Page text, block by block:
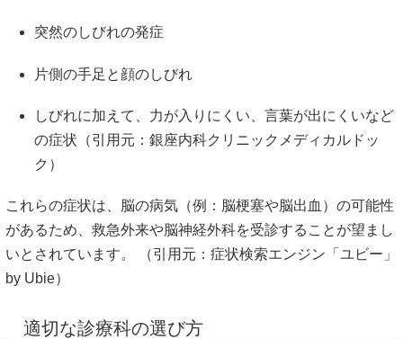
突然のしびれの発症
片側の手足と顔のしびれ
しびれに加えて、力が入りにくい、言葉が出にくいなど
の症状（引用元： 銀座内科クリニック メディカルドッ
ク ）
これらの症状は、脳の病気（例：脳梗塞や脳出血）の可能性
があるため、救急外来や脳神経外科を受診することが望まし
いとされています。
（引用元： 症状検索エンジン「ユビー」
by Ubie）
適切な診療科の選び方